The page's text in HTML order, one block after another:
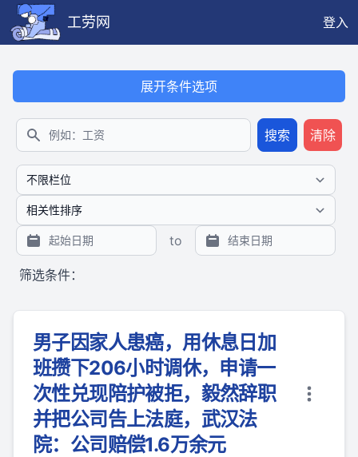
工劳网
登入
展开条件选项
搜索
搜索 清除
to
筛选条件：
男子因家人患癌，用休息日加
班攒下206小时调休，申请一
次性兑现陪护被拒，毅然辞职
并把公司告上法庭，武汉法
院：公司赔偿1.6万余元